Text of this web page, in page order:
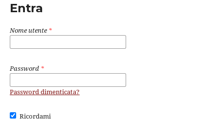
Entra
Nome utente*
Password *
Password dimenticata?
Ricordami